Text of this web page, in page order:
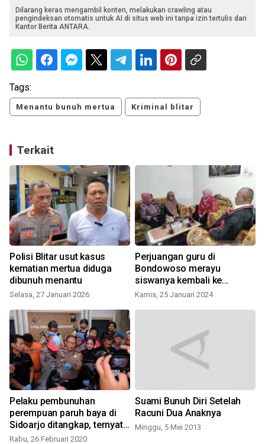
Dilarang keras mengambil konten, melakukan crawling atau
pengindeksan otomatis untuk AI di situs web ini tanpa izin tertulis dari
Kantor Berita ANTARA.
Tags:
Menantu bunuh mertua Kriminal blitar
Terkait
Polisi Blitar usut kasus
kematian mertua diduga
dibunuh menantu
Selasa, 27 Januari 2026
Perjuangan guru di
Bondowoso merayu
siswanya kembali ke
sekolah
Kamis, 25 Januari 2024
Pelaku pembunuhan
perempuan paruh baya di
Sidoarjo ditangkap, ternyata
menantu sendiri
Rabu, 26 Februari 2020
Suami Bunuh Diri Setelah
Racuni Dua Anaknya
Minggu, 5 Mei 2013